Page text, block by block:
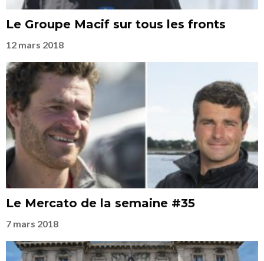
Le Groupe Macif sur tous les fronts
12 mars 2018
Le Mercato de la semaine #35
7 mars 2018